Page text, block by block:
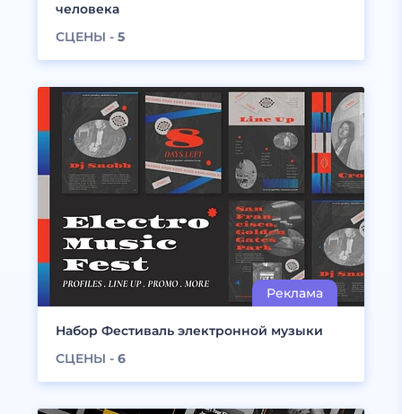
человека
СЦЕНЫ - 5
Набор Фестиваль электронной музыки
СЦЕНЫ - 6